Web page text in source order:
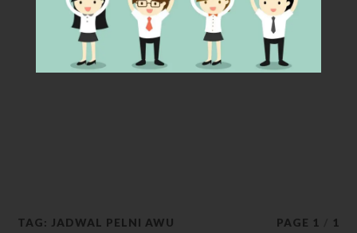
TAG: JADWAL PELNI AWU PAGE 1 1